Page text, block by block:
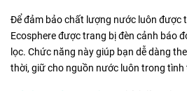
Để đảm bảo chất lượng nước luôn được
Ecosphere được trang bị đèn cảnh báo
lọc. Chức năng này giúp bạn dễ dàng
thời, giữ cho nguồn nước luôn trong